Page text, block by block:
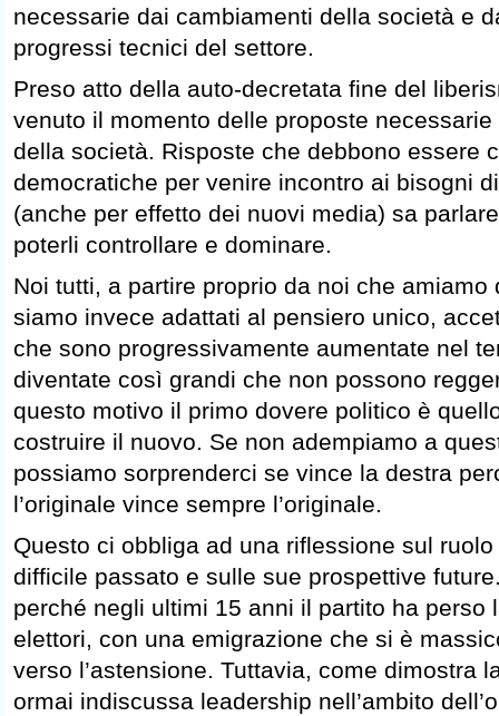
necessarie dai cambiamenti della società e
progressi tecnici del settore.
Preso atto della auto-decretata fine del
venuto il momento delle proposte
della società. Risposte che debbono essere
democratiche per venire incontro ai bisogni
(anche per effetto dei nuovi media) sa
poterli controllare e dominare.
Noi tutti, a partire proprio da noi che amiamo
siamo invece adattati al pensiero unico,
che sono progressivamente aumentate nel
diventate così grandi che non possono
questo motivo il primo dovere politico è
costruire il nuovo. Se non adempiamo a
possiamo sorprenderci se vince la destra
l’originale vince sempre l’originale.
Questo ci obbliga ad una riflessione sul
difficile passato e sulle sue prospettive
perché negli ultimi 15 anni il partito ha perso
elettori, con una emigrazione che si è
verso l’astensione. Tuttavia, come dimostra
ormai indiscussa leadership nell’ambito